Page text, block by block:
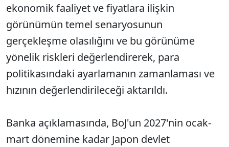
ekonomik faaliyet ve fiyatlara ilişkin
görünümün temel senaryosunun
gerçekleşme olasılığını ve bu görünüme
yönelik riskleri değerlendirerek, para
politikasındaki ayarlamanın zamanlaması ve
hızının değerlendirileceği aktarıldı.
Banka açıklamasında, BoJ'un 2027'nin ocak-
mart dönemine kadar Japon devlet